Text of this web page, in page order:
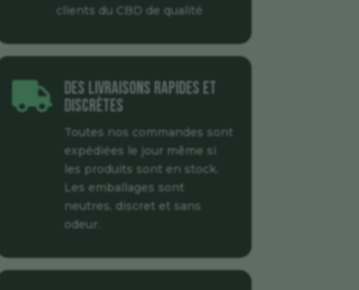
clients du CBD de qualité
 Des livraisons rapides et
discrètes
Toutes nos commandes sont
expédiées le jour même si
les produits sont en stock.
Les emballages sont
neutres, discret et sans
odeur.